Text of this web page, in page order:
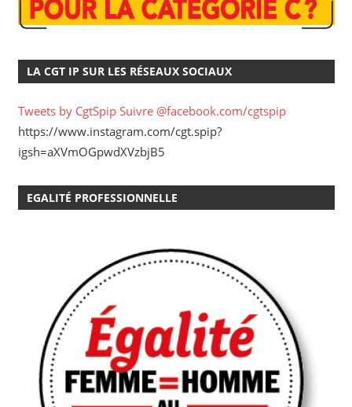
LA CGT IP SUR LES RÉSEAUX SOCIAUX
Tweets by CgtSpip Suivre @facebook.com/cgtspip
https://www.instagram.com/cgt.spip?
igsh=aXVmOGpwdXVzbjB5
EGALITÉ PROFESSIONNELLE